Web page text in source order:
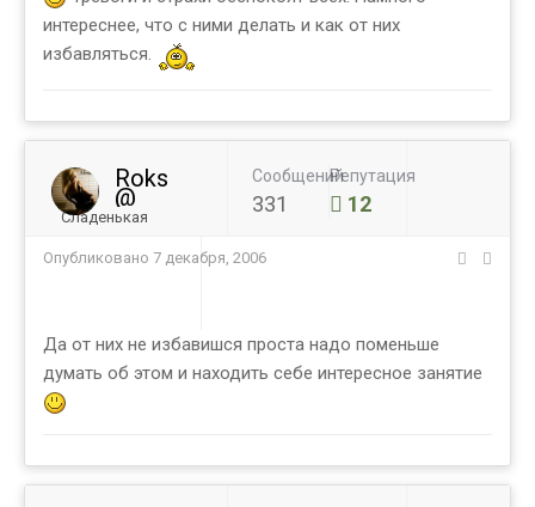
интереснее, что с ними делать и как от них
избавляться.
Roks
@
Сладенькая
Сообщений
331
Репутация
12
Опубликовано 7 декабря, 2006
Да от них не избавишся проста надо поменьше
думать об этом и находить себе интересное занятие